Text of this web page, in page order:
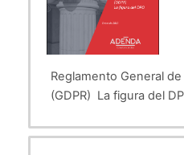
Reglamento General
(GDPR) La figura del